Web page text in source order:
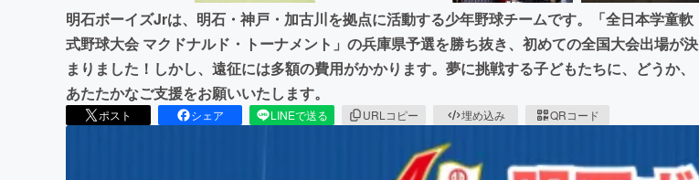
明石ボーイズJrは、明石・神戸・加古川を拠点に活動する少年野球チームです。「全日本学童軟
式野球大会 マクドナルド・トーナメント」の兵庫県予選を勝ち抜き、初めての全国大会出場が決
まりました！しかし、遠征には多額の費用がかかります。夢に挑戦する子どもたちに、どうか、
あたたかなご支援をお願いいたします。
ポスト シェア LINEで送る URLコピー 埋め込み QRコード